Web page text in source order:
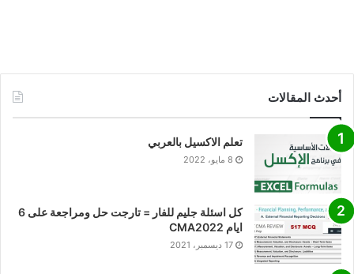
أحدث المقالات
تعلم الاكسيل بالعربي
8 مايو، 2022
كل اسئلة جليم للفار = تارجت حل ومراجعة على 6
ايام CMA2022
17 ديسمبر، 2021